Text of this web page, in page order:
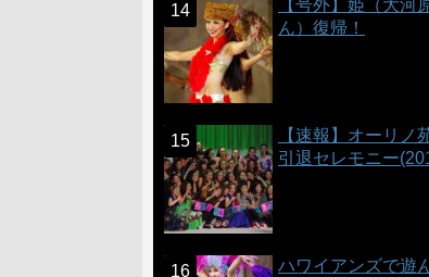
【号外】姫（大河
ん）復帰！
【速報】オーリノ
引退セレモニー
ハワイアンズで遊